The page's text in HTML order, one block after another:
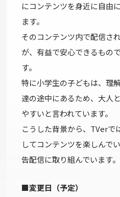
にコンテンツを身近に自由
ます。
そのコンテンツ内で配信さ
が、有益で安心できるもの
す。
特に小学生の子どもは、理
達の途中にあるため、大人
やすいと言われています。
こうした背景から、TVerで
してコンテンツを楽しんで
告配信に取り組んでいます。
■変更日（予定）